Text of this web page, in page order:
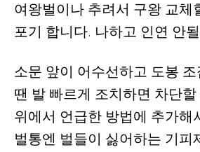
여왕벌이나 추려서 구왕 교체
포기 합니다. 나하고 인연 안
소문 앞이 어수선하고 도봉
땐 발 빠르게 조치하면 차단할
위에서 언급한 방법에 추가해
벌통엔 벌들이 싫어하는 기피